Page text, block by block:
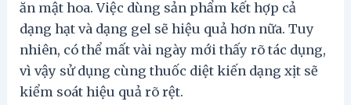
ăn mật hoa. Việc dùng sản phẩm kết hợp cả
dạng hạt và dạng gel sẽ hiệu quả hơn nữa. Tuy
nhiên, có thể mất vài ngày mới thấy rõ tác dụng,
vì vậy sử dụng cùng thuốc diệt kiến dạng xịt sẽ
kiểm soát hiệu quả rõ rệt.